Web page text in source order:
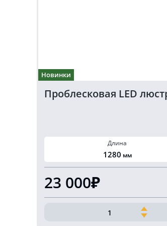
Новинки
Проблесковая LED
Длина
1280 мм
23 000₽
Количество